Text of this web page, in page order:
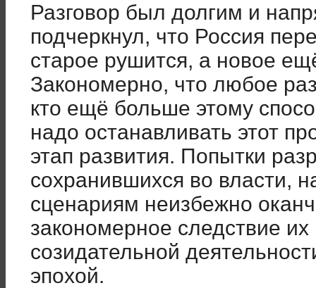
Разговор был долгим и
подчеркнул, что Россия
старое рушится, а новое
Закономерно, что любое
кто ещё больше этому
надо останавливать этот
этап развития. Попытки
сохранившихся во власти,
сценариям неизбежно
закономерное следствие их
созидательной
эпохой.